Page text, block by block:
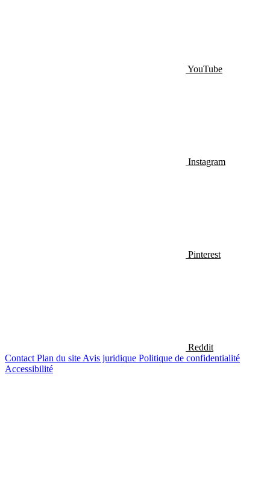
YouTube
Instagram
Pinterest
Reddit
Contact Plan du site Avis juridique Politique de confidentialité
Accessibilité